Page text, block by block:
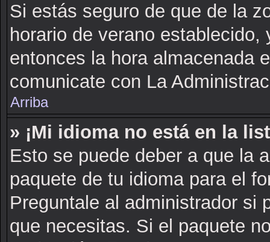
Si estás seguro de que de la
horario de verano
entonces la hora almacenada
comunicate con La
Arriba
» ¡Mi idioma no está en la
Esto se puede deber a que la
paquete de tu idioma para el
Preguntale al administrador si
que necesitas. Si el paquete